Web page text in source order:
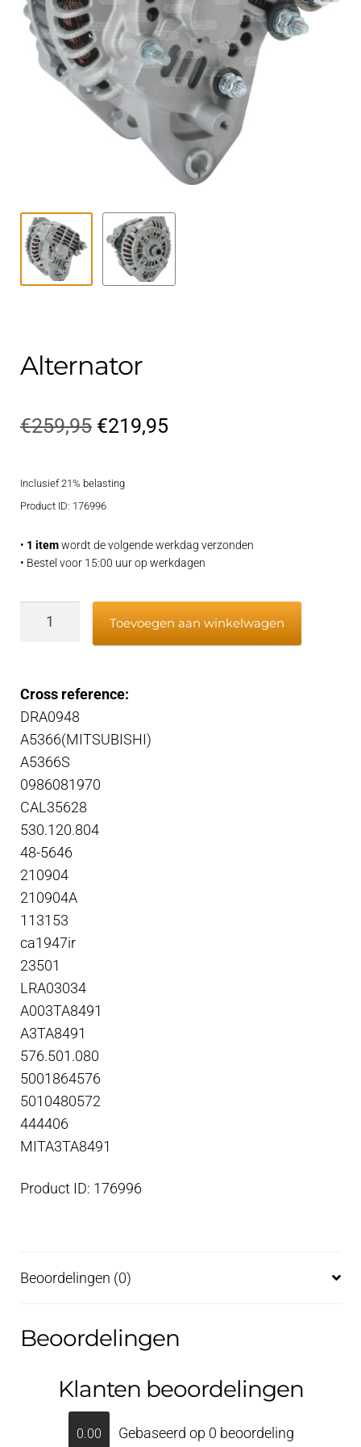
Techniek Blog
Nederlands
Alternator
€259,95 Oorspronkelijke
was:
€219,95Huidige
Inclusief 21% belasting
Product ID: 176996
• 1 itemwordt de volgende werkdag verzonden
• Bestel voor 15:00 uur op werkdagen
Alternator
Toevoegen aan winkelwagen
Cross reference:
DRA0948
A5366(MITSUBISHI)
A5366S
0986081970
CAL35628
530.120.804
48-5646
210904
210904A
113153
ca1947ir
23501
LRA03034
A003TA8491
A3TA8491
576.501.080
5001864576
5010480572
444406
MITA3TA8491
Product ID: 176996
Beoordelingen (0)
Beoordelingen
Klanten beoordelingen
0.00 Gebaseerd op 0 beoordeling